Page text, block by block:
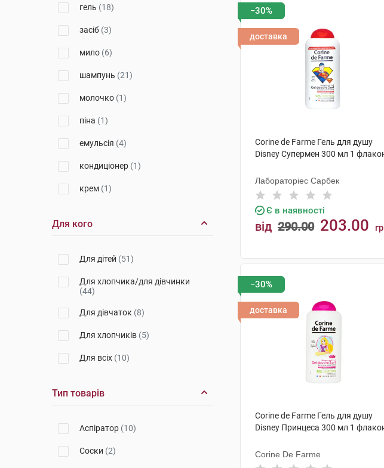
Назалпродуктер
РЕСПУБЛІКА
Ля Рош-Позе
Апівіта С.А.
гель (18)
засіб (3)
мило (6)
шампунь (21)
молочко (1)
піна (1)
емульсія (4)
кондиціонер (1)
крем (1)
Для кого
Для дітей (51)
Для хлопчика/для дівчинки
(44)
Для дівчаток (8)
Для хлопчиків (5)
Для всіх (10)
Тип товарів
Аспіратор (10)
Соски (2)
−30%
доставка
Corine de Farme Гель для душу
Disney Супермен 300 мл 1
Лабораторіес Сарбек
Є в наявності
від 290.00 203.00
−30%
доставка
Corine de Farme Гель для душу
Disney Принцеса 300 мл 1
Corine De Farme